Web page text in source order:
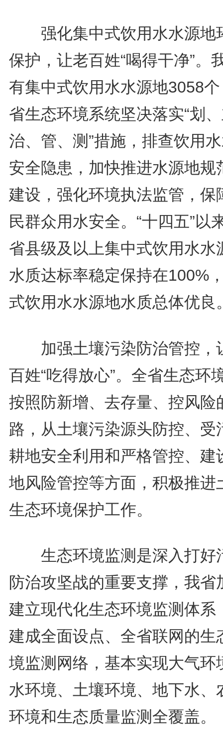
强化集中式饮用水水源地
保护，让老百姓“喝得干净”。
有集中式饮用水水源地3058
省生态环境系统坚决落实“划
治、管、测”措施，排查饮用
安全隐患，加快推进水源地规
建设，强化环境执法监管，保
民群众用水安全。“十四五”以
省县级及以上集中式饮用水水
水质达标率稳定保持在100%
式饮用水水源地水质总体优良
加强土壤污染防治管控，
百姓“吃得放心”。全省生态环
按照防新增、去存量、控风险
路，从土壤污染源头防控、受
耕地安全利用和严格管控、建
地风险管控等方面，积极推进
生态环境保护工作。
生态环境监测是深入打好
防治攻坚战的重要支撑，我省
建立现代化生态环境监测体系
建成全面设点、全省联网的生
境监测网络，基本实现大气环
水环境、土壤环境、地下水、
环境和生态质量监测全覆盖。